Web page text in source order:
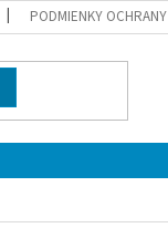
PODMIENKY OCHRANY